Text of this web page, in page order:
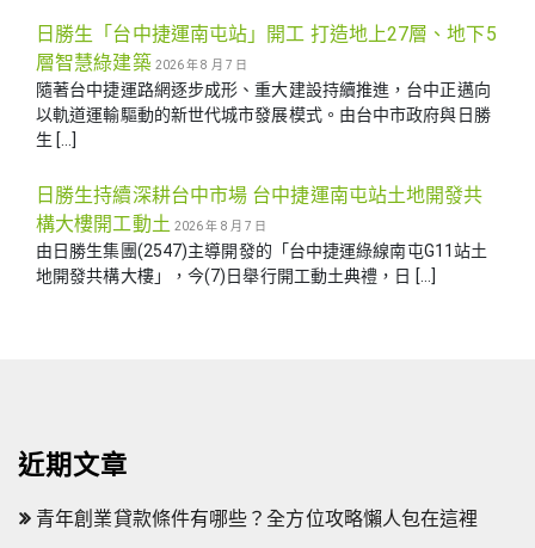
日勝生「台中捷運南屯站」開工 打造地上27層、地下5
層智慧綠建築 2026 年 8 月 7 日
隨著台中捷運路網逐步成形、重大建設持續推進，台中正邁向
以軌道運輸驅動的新世代城市發展模式。由台中市政府與日勝
生 […]
日勝生持續深耕台中市場 台中捷運南屯站土地開發共
構大樓開工動土 2026 年 8 月 7 日
由日勝生集團(2547)主導開發的「台中捷運綠線南屯G11站土
地開發共構大樓」，今(7)日舉行開工動土典禮，日 […]
近期文章
青年創業貸款條件有哪些？全方位攻略懶人包在這裡